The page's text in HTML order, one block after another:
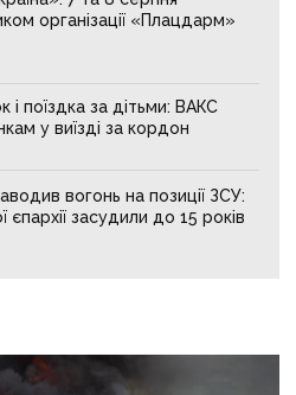
організації «Плацдарм»
і поїздка за дітьми: ВАКС
у виїзді за кордон
вогонь на позиції ЗСУ:
засудили до 15 років